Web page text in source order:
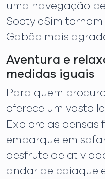
uma navegação
Sooty eSim
Gabão mais
Aventura e
medidas iguais
Para quem
oferece um vasto
Explore as densas
embarque em
desfrute de
andar de caiaque